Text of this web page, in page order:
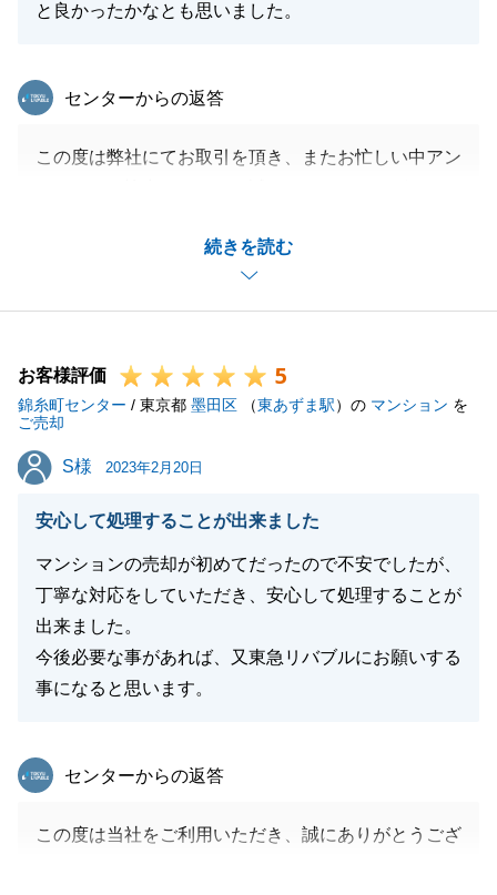
と良かったかなとも思いました。
続きを読む
東急リバブル
センターからの返答
この度は弊社にてお取引を頂き、またお忙しい中アン
お客様への説明が分かりにくく大変失礼致しました。
いただいたご指摘を糧に、精進してまいります。
ご相談事がございましたら、またご連絡いただけれる
この度は貴重なご意見ありがとうございました。
お客様評価 5
錦糸町センター / 東京都 墨田区 （東あずま駅）の マンション を
ご売却
S様
S様 2023年2月20日
安心して処理することが出来ました
マンションの売却が初めてだったので不安でしたが、
丁寧な対応をしていただき、安心して処理することが
出来ました。
今後必要な事があれば、又東急リバブルにお願いする
事になると思います。
東急リバブル
センターからの返答
この度は当社をご利用いただき、誠にありがとうござ